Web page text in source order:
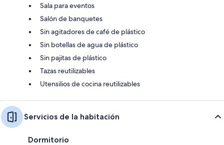
Sala para eventos
Salón de banquetes
Sin agitadores de café de plástico
Sin botellas de agua de plástico
Sin pajitas de plástico
Tazas reutilizables
Utensilios de cocina reutilizables
Servicios de la habitación
Dormitorio